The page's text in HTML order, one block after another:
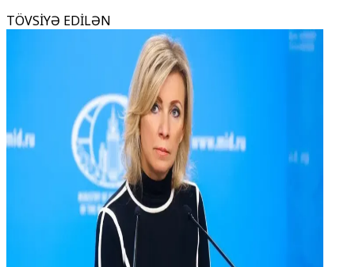
TÖVSİYƏ EDİLƏN